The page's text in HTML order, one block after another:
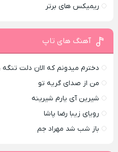
ریمیکس های برتر
آهنگ های تاپ
دخترم میدونم که الان دلت تنگه
من از صدای گريه تو
شیرین آی یارم شیرینه
رویای زیبا رضا پاشا
باز شب شد مهراد جم